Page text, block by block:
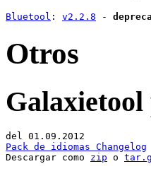
Bluetool : v2.2.8 -
Otros
Galaxietool
Pack de idiomas Changelog
Descargar como zip o